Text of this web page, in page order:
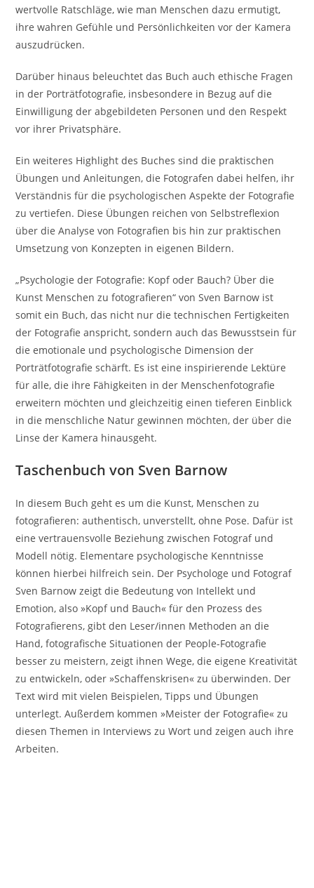
wertvolle Ratschläge, wie man Menschen dazu ermutigt,
ihre wahren Gefühle und Persönlichkeiten vor der Kamera
auszudrücken.
Darüber hinaus beleuchtet das Buch auch ethische Fragen
in der Porträtfotografie, insbesondere in Bezug auf die
Einwilligung der abgebildeten Personen und den Respekt
vor ihrer Privatsphäre.
Ein weiteres Highlight des Buches sind die praktischen
Übungen und Anleitungen, die Fotografen dabei helfen, ihr
Verständnis für die psychologischen Aspekte der Fotografie
zu vertiefen. Diese Übungen reichen von Selbstreflexion
über die Analyse von Fotografien bis hin zur praktischen
Umsetzung von Konzepten in eigenen Bildern.
„Psychologie der Fotografie: Kopf oder Bauch? Über die
Kunst Menschen zu fotografieren“ von Sven Barnow ist
somit ein Buch, das nicht nur die technischen Fertigkeiten
der Fotografie anspricht, sondern auch das Bewusstsein für
die emotionale und psychologische Dimension der
Porträtfotografie schärft. Es ist eine inspirierende Lektüre
für alle, die ihre Fähigkeiten in der Menschenfotografie
erweitern möchten und gleichzeitig einen tieferen Einblick
in die menschliche Natur gewinnen möchten, der über die
Linse der Kamera hinausgeht.
Taschenbuch von Sven Barnow
In diesem Buch geht es um die Kunst, Menschen zu
fotografieren: authentisch, unverstellt, ohne Pose. Dafür ist
eine vertrauensvolle Beziehung zwischen Fotograf und
Modell nötig. Elementare psychologische Kenntnisse
können hierbei hilfreich sein. Der Psychologe und Fotograf
Sven Barnow zeigt die Bedeutung von Intellekt und
Emotion, also »Kopf und Bauch« für den Prozess des
Fotografierens, gibt den Leser/innen Methoden an die
Hand, fotografische Situationen der People-Fotografie
besser zu meistern, zeigt ihnen Wege, die eigene Kreativität
zu entwickeln, oder »Schaffenskrisen« zu überwinden. Der
Text wird mit vielen Beispielen, Tipps und Übungen
unterlegt. Außerdem kommen »Meister der Fotografie« zu
diesen Themen in Interviews zu Wort und zeigen auch ihre
Arbeiten.